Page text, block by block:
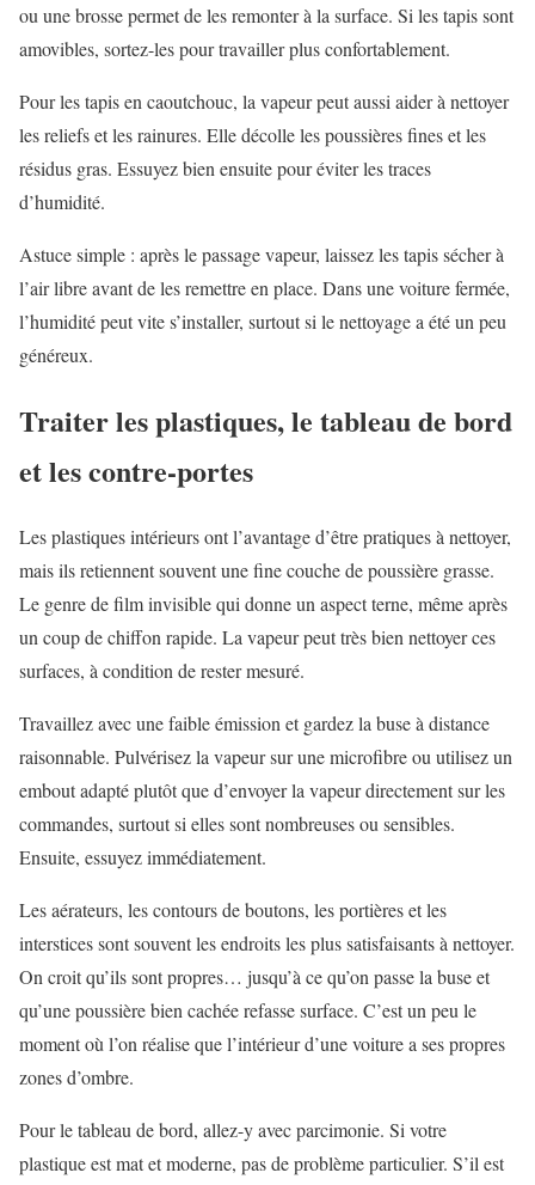
ou une brosse permet de les remonter à la surface. Si les tapis sont
amovibles, sortez-les pour travailler plus confortablement.
Pour les tapis en caoutchouc, la vapeur peut aussi aider à nettoyer
les reliefs et les rainures. Elle décolle les poussières fines et les
résidus gras. Essuyez bien ensuite pour éviter les traces
d’humidité.
Astuce simple : après le passage vapeur, laissez les tapis sécher à
l’air libre avant de les remettre en place. Dans une voiture fermée,
l’humidité peut vite s’installer, surtout si le nettoyage a été un peu
généreux.
Traiter les plastiques, le tableau de bord
et les contre-portes
Les plastiques intérieurs ont l’avantage d’être pratiques à nettoyer,
mais ils retiennent souvent une fine couche de poussière grasse.
Le genre de film invisible qui donne un aspect terne, même après
un coup de chiffon rapide. La vapeur peut très bien nettoyer ces
surfaces, à condition de rester mesuré.
Travaillez avec une faible émission et gardez la buse à distance
raisonnable. Pulvérisez la vapeur sur une microfibre ou utilisez un
embout adapté plutôt que d’envoyer la vapeur directement sur les
commandes, surtout si elles sont nombreuses ou sensibles.
Ensuite, essuyez immédiatement.
Les aérateurs, les contours de boutons, les portières et les
interstices sont souvent les endroits les plus satisfaisants à nettoyer.
On croit qu’ils sont propres… jusqu’à ce qu’on passe la buse et
qu’une poussière bien cachée refasse surface. C’est un peu le
moment où l’on réalise que l’intérieur d’une voiture a ses propres
zones d’ombre.
Pour le tableau de bord, allez-y avec parcimonie. Si votre
plastique est mat et moderne, pas de problème particulier. S’il est